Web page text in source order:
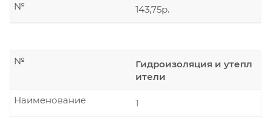
143,75р.
№
Гидроизоляция и утепл
ители
№
1
Наименование